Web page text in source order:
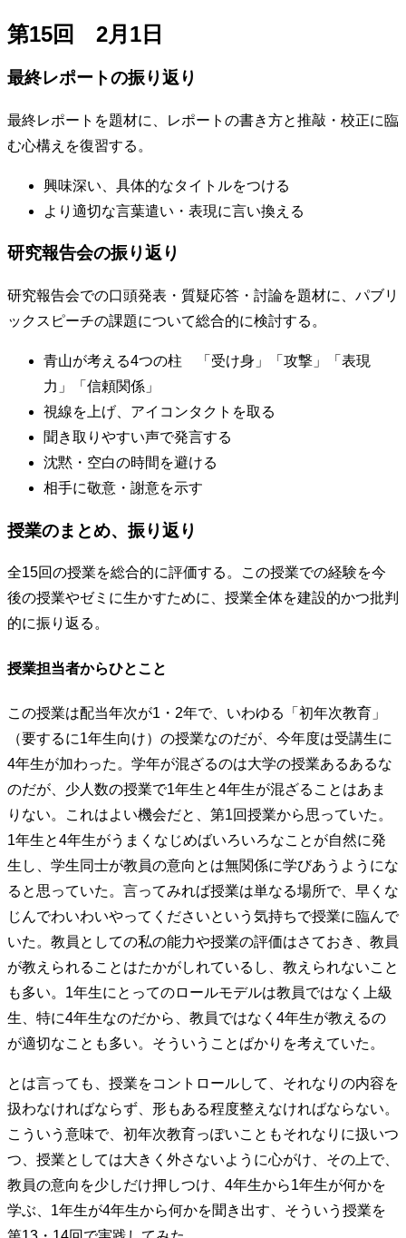
第15回 2月1日
最終レポートの振り返り
最終レポートを題材に、レポートの書き方と推敲・校正に臨
む心構えを復習する。
興味深い、具体的なタイトルをつける
より適切な言葉遣い・表現に言い換える
研究報告会の振り返り
研究報告会での口頭発表・質疑応答・討論を題材に、パブリ
ックスピーチの課題について総合的に検討する。
青山が考える4つの柱 「受け身」「攻撃」「表現
力」「信頼関係」
視線を上げ、アイコンタクトを取る
聞き取りやすい声で発言する
沈黙・空白の時間を避ける
相手に敬意・謝意を示す
授業のまとめ、振り返り
全15回の授業を総合的に評価する。この授業での経験を今
後の授業やゼミに生かすために、授業全体を建設的かつ批判
的に振り返る。
授業担当者からひとこと
この授業は配当年次が1・2年で、いわゆる「初年次教育」
（要するに1年生向け）の授業なのだが、今年度は受講生に
4年生が加わった。学年が混ざるのは大学の授業あるあるな
のだが、少人数の授業で1年生と4年生が混ざることはあま
りない。これはよい機会だと、第1回授業から思っていた。
1年生と4年生がうまくなじめばいろいろなことが自然に発
生し、学生同士が教員の意向とは無関係に学びあうようにな
ると思っていた。言ってみれば授業は単なる場所で、早くな
じんでわいわいやってくださいという気持ちで授業に臨んで
いた。教員としての私の能力や授業の評価はさておき、教員
が教えられることはたかがしれているし、教えられないこと
も多い。1年生にとってのロールモデルは教員ではなく上級
生、特に4年生なのだから、教員ではなく4年生が教えるの
が適切なことも多い。そういうことばかりを考えていた。
とは言っても、授業をコントロールして、それなりの内容を
扱わなければならず、形もある程度整えなければならない。
こういう意味で、初年次教育っぽいこともそれなりに扱いつ
つ、授業としては大きく外さないように心がけ、その上で、
教員の意向を少しだけ押しつけ、4年生から1年生が何かを
学ぶ、1年生が4年生から何かを聞き出す、そういう授業を